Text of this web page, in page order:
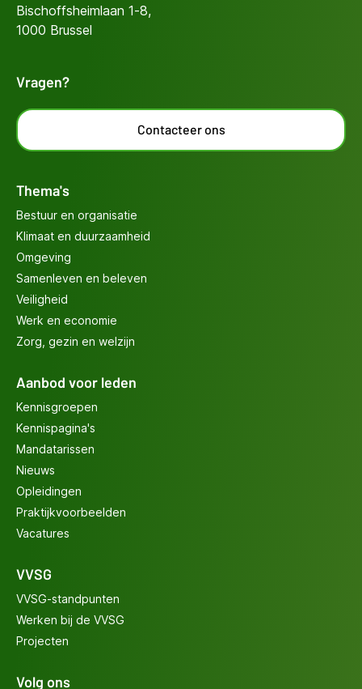
Bischoffsheimlaan 1-8,
1000 Brussel
Vragen?
Contacteer ons
Thema's
Bestuur en organisatie
Klimaat en duurzaamheid
Omgeving
Samenleven en beleven
Veiligheid
Werk en economie
Zorg, gezin en welzijn
Aanbod voor leden
Kennisgroepen
Kennispagina's
Mandatarissen
Nieuws
Opleidingen
Praktijkvoorbeelden
Vacatures
VVSG
VVSG-standpunten
Werken bij de VVSG
Projecten
Volg ons